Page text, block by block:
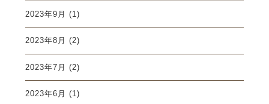
2023年9月 (1)
2023年8月 (2)
2023年7月 (2)
2023年6月 (1)